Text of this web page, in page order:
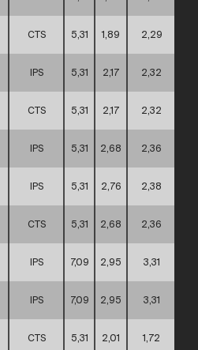
CTS 5,31 1,89 2,29
IPS 5,31 2,17 2,32
CTS 5,31 2,17 2,32
IPS 5,31 2,68 2,36
IPS 5,31 2,76 2,38
CTS 5,31 2,68 2,36
IPS 7,09 2,95 3,31
IPS 7,09 2,95 3,31
CTS 5,31 2,01 1,72